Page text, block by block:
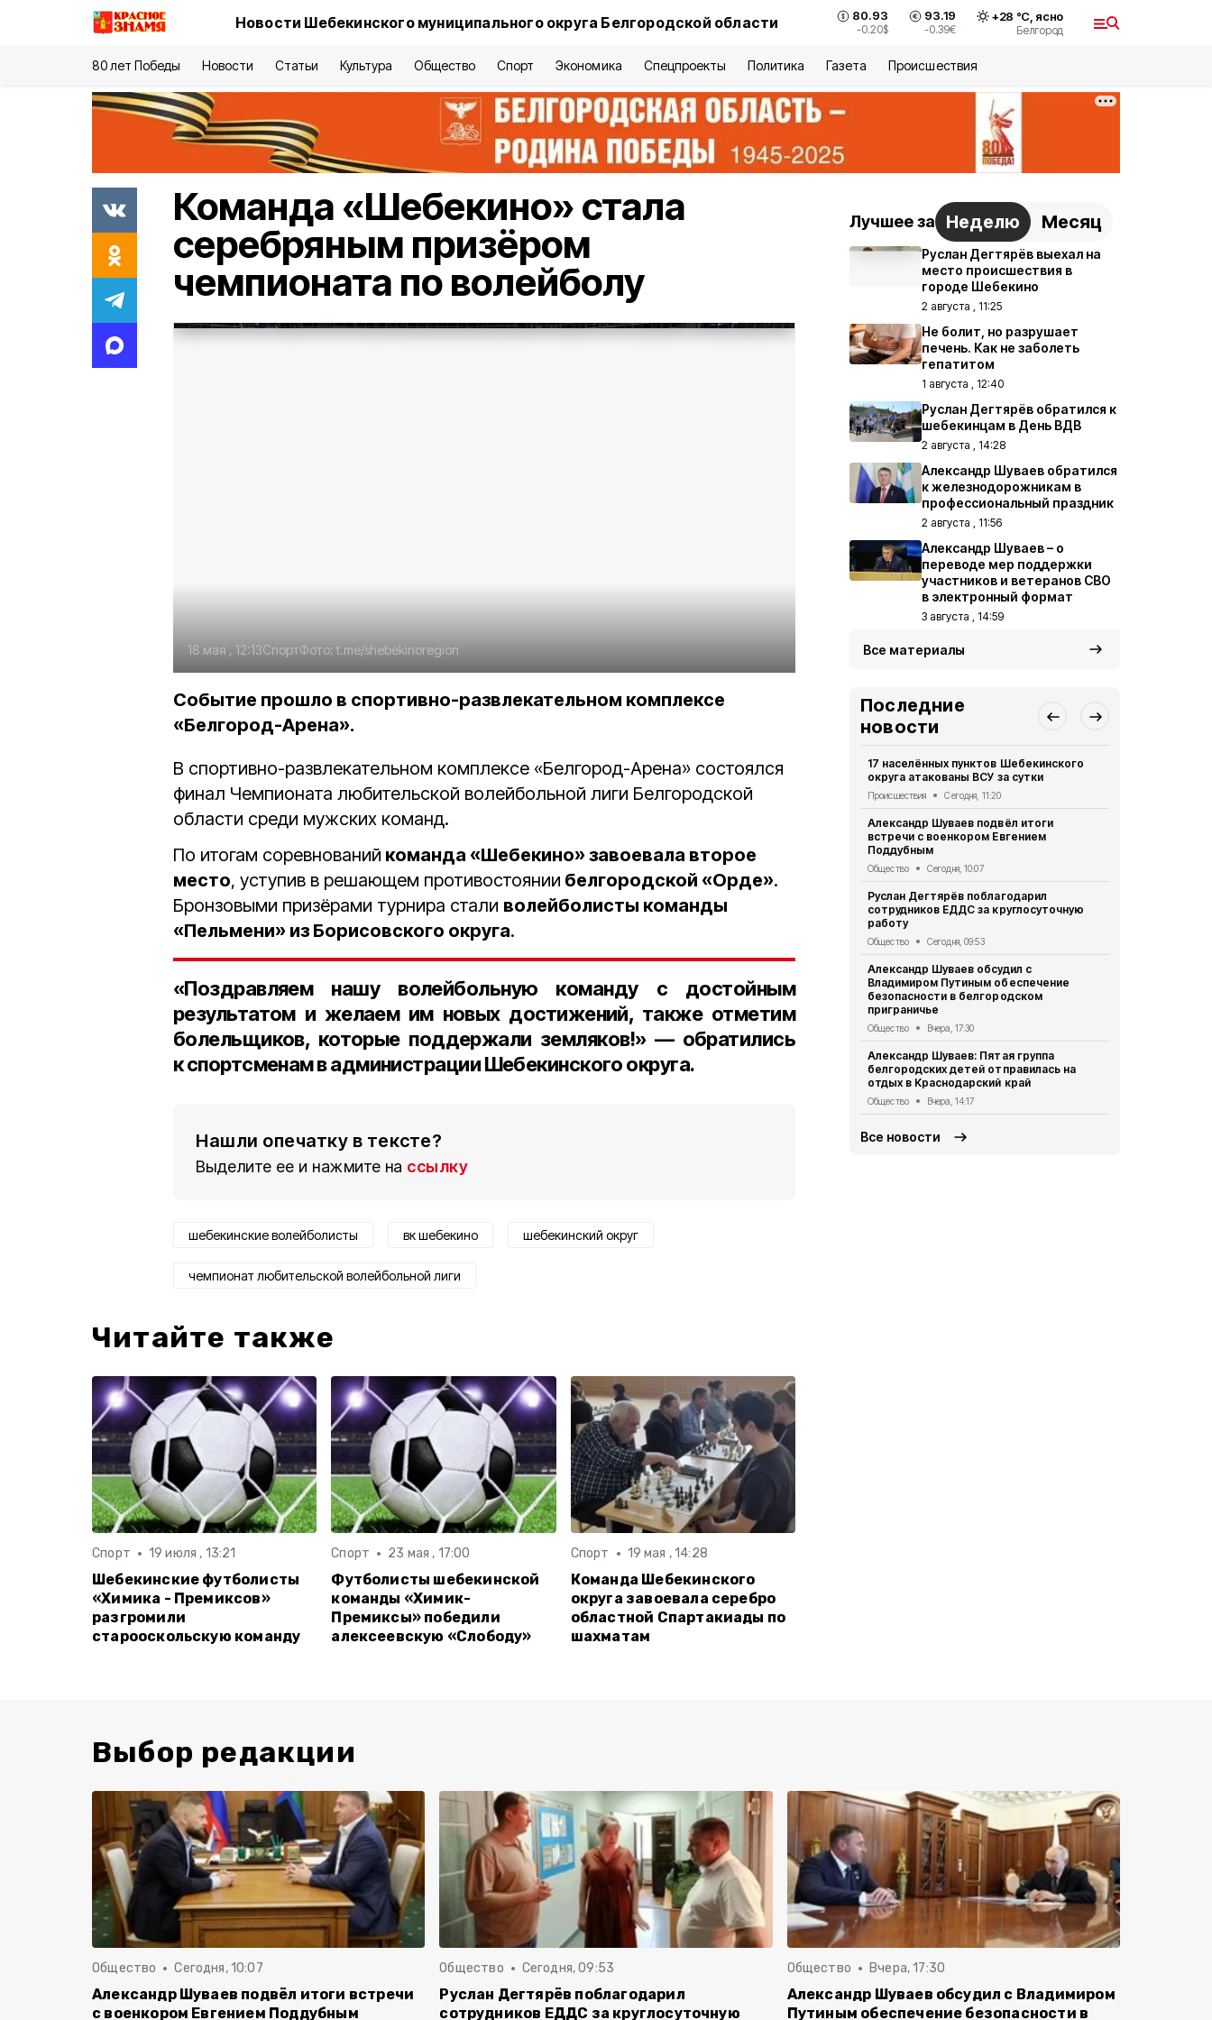
Новости Шебекинского муниципального округа Белгородской области 80.93
-0.20$
93.19
-0.39€
+28 °С, ясно
Белгород
80 лет Победы Новости Статьи Культура Общество Спорт Экономика Спецпроекты Политика Газета Происшествия
Команда «Шебекино» стала
серебряным призёром
чемпионата по волейболу
18 мая , 12:13СпортФото: t.me/shebekinoregion
Событие прошло в спортивно-развлекательном комплексе
«Белгород-Арена».
В спортивно-развлекательном комплексе «Белгород-Арена» состоялся
финал Чемпионата любительской волейбольной лиги Белгородской
области среди мужских команд.
По итогам соревнований команда «Шебекино» завоевала второе
место, уступив в решающем противостоянии белгородской «Орде».
Бронзовыми призёрами турнира стали волейболисты команды
«Пельмени» из Борисовского округа.
«Поздравляем нашу волейбольную команду с достойным
результатом и желаем им новых достижений, также отметим
болельщиков, которые поддержали земляков!» — обратились
к спортсменам в администрации Шебекинского округа.
Нашли опечатку в тексте?
Выделите ее и нажмите на ссылку
шебекинские волейболисты вк шебекино шебекинский округ
чемпионат любительской волейбольной лиги
Читайте также
Спорт 19 июля , 13:21
Шебекинские футболисты
«Химика - Премиксов»
разгромили
старооскольскую команду
Спорт 23 мая , 17:00
Футболисты шебекинской
команды «Химик-
Премиксы» победили
алексеевскую «Слободу»
Спорт 19 мая , 14:28
Команда Шебекинского
округа завоевала серебро
областной Спартакиады по
шахматам
Лучшее за Неделю Месяц
Руслан Дегтярёв выехал на
место происшествия в
городе Шебекино
2 августа , 11:25
Не болит, но разрушает
печень. Как не заболеть
гепатитом
1 августа , 12:40
Руслан Дегтярёв обратился к
шебекинцам в День ВДВ
2 августа , 14:28
Александр Шуваев обратился
к железнодорожникам в
профессиональный праздник
2 августа , 11:56
Александр Шуваев – о
переводе мер поддержки
участников и ветеранов СВО
в электронный формат
3 августа , 14:59
Все материалы
Последние
новости
17 населённых пунктов Шебекинского
округа атакованы ВСУ за сутки
Происшествия Сегодня, 11:20
Александр Шуваев подвёл итоги
встречи с военкором Евгением
Поддубным
Общество Сегодня, 10:07
Руслан Дегтярёв поблагодарил
сотрудников ЕДДС за круглосуточную
работу
Общество Сегодня, 09:53
Александр Шуваев обсудил с
Владимиром Путиным обеспечение
безопасности в белгородском
приграничье
Общество Вчера, 17:30
Александр Шуваев: Пятая группа
белгородских детей отправилась на
отдых в Краснодарский край
Общество Вчера, 14:17
Все новости
Выбор редакции
Общество Сегодня, 10:07
Александр Шуваев подвёл итоги встречи
с военкором Евгением Поддубным
Общество Сегодня, 09:53
Руслан Дегтярёв поблагодарил
сотрудников ЕДДС за круглосуточную
Общество Вчера, 17:30
Александр Шуваев обсудил с Владимиром
Путиным обеспечение безопасности в